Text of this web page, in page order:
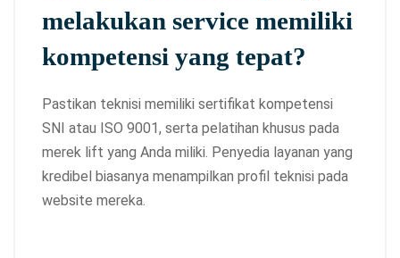
melakukan service memiliki
kompetensi yang tepat?
Pastikan teknisi memiliki sertifikat kompetensi
SNI atau ISO 9001, serta pelatihan khusus pada
merek lift yang Anda miliki. Penyedia layanan yang
kredibel biasanya menampilkan profil teknisi pada
website mereka.